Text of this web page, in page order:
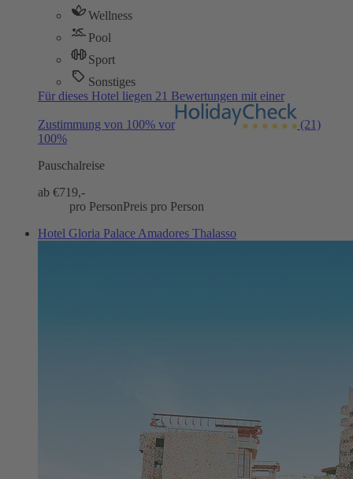
Wellness
Pool
Sport
Sonstiges
Für dieses Hotel liegen 21 Bewertungen mit einer
Zustimmung von 100% vor
(21)
100%
Pauschalreise
ab €719,-
pro PersonPreis pro Person
Hotel Gloria Palace Amadores Thalasso